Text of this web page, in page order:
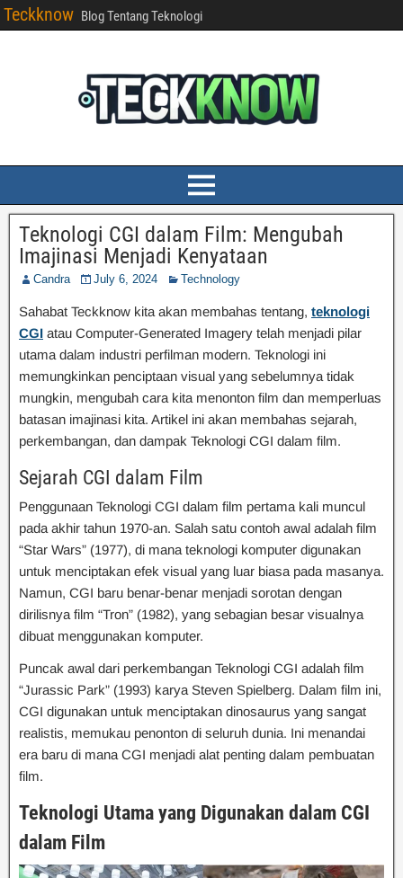
Teckknow Blog Tentang Teknologi
Teknologi CGI dalam Film: Mengubah
Imajinasi Menjadi Kenyataan
Candra July 6, 2024 Technology
Sahabat Teckknow kita akan membahas tentang, teknologi
CGI atau Computer-Generated Imagery telah menjadi pilar
utama dalam industri perfilman modern. Teknologi ini
memungkinkan penciptaan visual yang sebelumnya tidak
mungkin, mengubah cara kita menonton film dan memperluas
batasan imajinasi kita. Artikel ini akan membahas sejarah,
perkembangan, dan dampak Teknologi CGI dalam film.
Sejarah CGI dalam Film
Penggunaan Teknologi CGI dalam film pertama kali muncul
pada akhir tahun 1970-an. Salah satu contoh awal adalah film
“Star Wars” (1977), di mana teknologi komputer digunakan
untuk menciptakan efek visual yang luar biasa pada masanya.
Namun, CGI baru benar-benar menjadi sorotan dengan
dirilisnya film “Tron” (1982), yang sebagian besar visualnya
dibuat menggunakan komputer.
Puncak awal dari perkembangan Teknologi CGI adalah film
“Jurassic Park” (1993) karya Steven Spielberg. Dalam film ini,
CGI digunakan untuk menciptakan dinosaurus yang sangat
realistis, memukau penonton di seluruh dunia. Ini menandai
era baru di mana CGI menjadi alat penting dalam pembuatan
film.
Teknologi Utama yang Digunakan dalam CGI
dalam Film